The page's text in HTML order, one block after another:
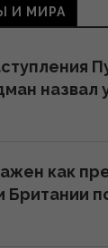
если цена
кэпов
–
И МИРА
назвал
как
Британии